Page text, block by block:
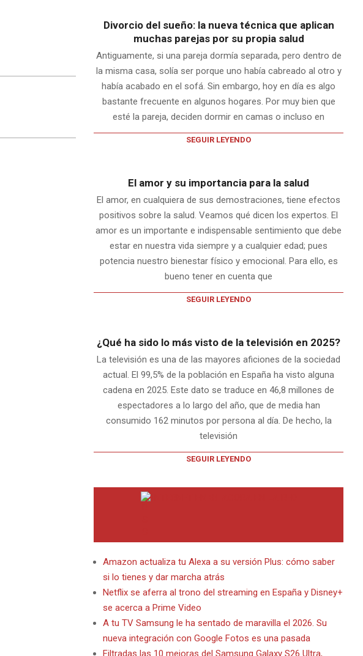
Divorcio del sueño: la nueva técnica que aplican
muchas parejas por su propia salud
Antiguamente, si una pareja dormía separada, pero dentro de
la misma casa, solía ser porque uno había cabreado al otro y
había acabado en el sofá. Sin embargo, hoy en día es algo
bastante frecuente en algunos hogares. Por muy bien que
esté la pareja, deciden dormir en camas o incluso en
SEGUIR LEYENDO
El amor y su importancia para la salud
El amor, en cualquiera de sus demostraciones, tiene efectos
positivos sobre la salud. Veamos qué dicen los expertos. El
amor es un importante e indispensable sentimiento que debe
estar en nuestra vida siempre y a cualquier edad; pues
potencia nuestro bienestar físico y emocional. Para ello, es
bueno tener en cuenta que
SEGUIR LEYENDO
¿Qué ha sido lo más visto de la televisión en 2025?
La televisión es una de las mayores aficiones de la sociedad
actual. El 99,5% de la población en España ha visto alguna
cadena en 2025. Este dato se traduce en 46,8 millones de
espectadores a lo largo del año, que de media han
consumido 162 minutos por persona al día. De hecho, la
televisión
SEGUIR LEYENDO
Amazon actualiza tu Alexa a su versión Plus: cómo saber
si lo tienes y dar marcha atrás
Netflix se aferra al trono del streaming en España y Disney+
se acerca a Prime Video
A tu TV Samsung le ha sentado de maravilla el 2026. Su
nueva integración con Google Fotos es una pasada
Filtradas las 10 mejoras del Samsung Galaxy S26 Ultra,